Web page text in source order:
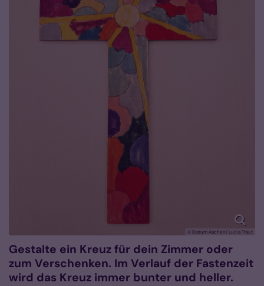
© Bistum Aachen/ Lucia Traut
Gestalte ein Kreuz für dein Zimmer oder
zum Verschenken. Im Verlauf der Fastenzeit
wird das Kreuz immer bunter und heller.